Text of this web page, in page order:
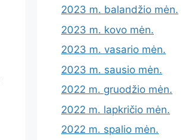
2023 m. balandžio mėn.
2023 m. kovo mėn.
2023 m. vasario mėn.
2023 m. sausio mėn.
2022 m. gruodžio mėn.
2022 m. lapkričio mėn.
2022 m. spalio mėn.